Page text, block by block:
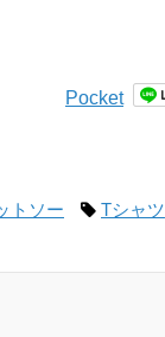
Pocket
トソー Tシャツ